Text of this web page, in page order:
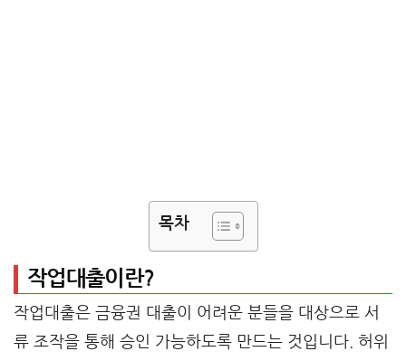
목차
작업대출이란?
작업대출은 금융권 대출이 어려운 분들을 대상으로 서
류 조작을 통해 승인 가능하도록 만드는 것입니다. 허위